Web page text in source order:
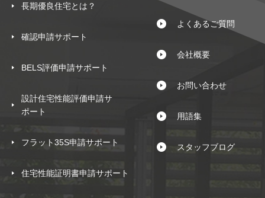
長期優良住宅とは？
確認申請サポート
BELS評価申請サポート
設計住宅性能評価申請サ
ポート
フラット35S申請サポート
住宅性能証明書申請サポート
よくあるご質問
会社概要
お問い合わせ
用語集
スタッフブログ